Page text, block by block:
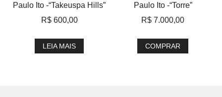
Paulo Ito -“Takeuspa Hills”
R$600,00
LEIA MAIS
Paulo Ito -“Torre”
R$ 7.000,00
COMPRAR